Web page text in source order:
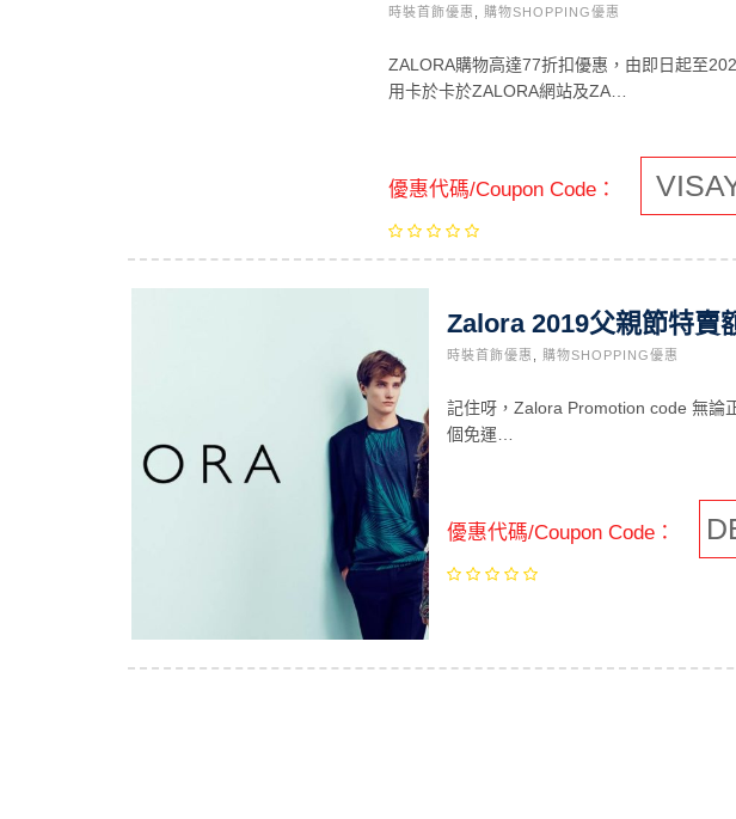
時裝首飾優惠 , 購物SHOPPING優惠
ZALORA購物高達77折扣優惠，由即日起至
用卡於卡於ZALORA網站及ZA…
優惠代碼/Coupon Code：
Zalora 2019父親節特賣
時裝首飾優惠 , 購物SHOPPING優惠
記住呀，Zalora Promotion code 無論
個免運…
優惠代碼/Coupon Code：